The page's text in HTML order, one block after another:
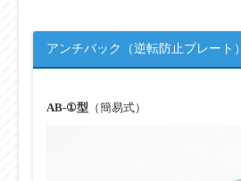
アンチバック（逆転防止プレート）
AB-①型 （簡易式）